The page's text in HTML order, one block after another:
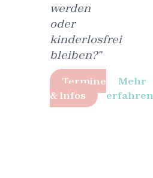
werden
oder
kinderlosfrei
bleiben?"
Termine
& Infos
Mehr
erfahren